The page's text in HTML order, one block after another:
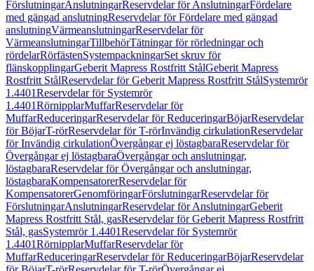
FörslutningarAnslutningarReservdelar för AnslutningarFördelare
med gängad anslutningReservdelar för Fördelare med gängad
anslutningVärmeanslutningarReservdelar för
VärmeanslutningarTillbehörTätningar för rörledningar och
rördelarRörfästenSystempackningarSet skruv för
flänskopplingarGeberit Mapress Rostfritt StålGeberit Mapress
Rostfritt StålReservdelar för Geberit Mapress Rostfritt StålSystemrör
1.4401Reservdelar för Systemrör
1.4401RörnipplarMuffarReservdelar för
MuffarReduceringarReservdelar för ReduceringarBöjarReservdelar
för BöjarT-rörReservdelar för T-rörInvändig cirkulationReservdelar
för Invändig cirkulationÖvergångar ej löstagbaraReservdelar för
Övergångar ej löstagbaraÖvergångar och anslutningar,
löstagbaraReservdelar för Övergångar och anslutningar,
löstagbaraKompensatorerReservdelar för
KompensatorerGenomföringarFörslutningarReservdelar för
FörslutningarAnslutningarReservdelar för AnslutningarGeberit
Mapress Rostfritt Stål, gasReservdelar för Geberit Mapress Rostfritt
Stål, gasSystemrör 1.4401Reservdelar för Systemrör
1.4401RörnipplarMuffarReservdelar för
MuffarReduceringarReservdelar för ReduceringarBöjarReservdelar